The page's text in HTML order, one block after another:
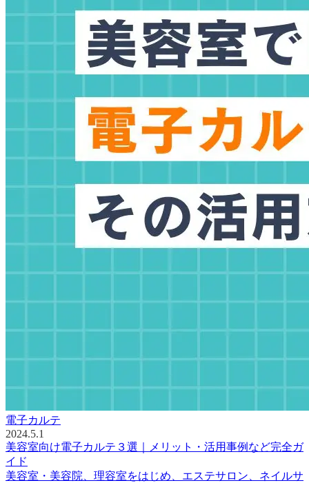
電子カルテ
2024.5.1
美容室向け電子カルテ３選｜メリット・活用事例など完全ガ
イド
美容室・美容院、理容室をはじめ、エステサロン、ネイルサ